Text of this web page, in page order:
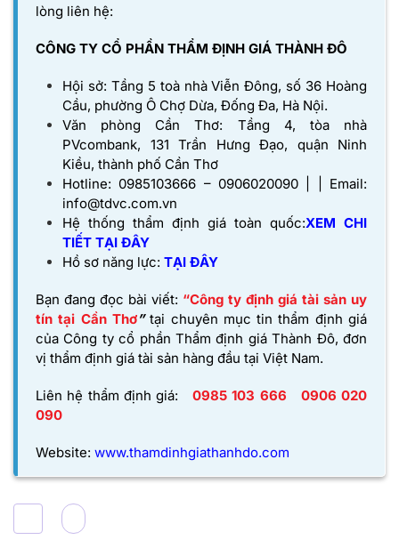
lòng liên hệ:
CÔNG TY CỔ PHẦN THẨM ĐỊNH GIÁ THÀNH ĐÔ
Hội sở: Tầng 5 toà nhà Viễn Đông, số 36 Hoàng
Cầu, phường Ô Chợ Dừa, Đống Đa, Hà Nội.
Văn phòng Cần Thơ: Tầng 4, tòa nhà
PVcombank, 131 Trần Hưng Đạo, quận Ninh
Kiều, thành phố Cần Thơ
Hotline: 0985103666 – 0906020090 | | Email:
info@tdvc.com.vn
Hệ thống thẩm định giá toàn quốc:XEM CHI
TIẾT TẠI ĐÂY
Hồ sơ năng lực: TẠI ĐÂY
Bạn đang đọc bài viết: “Công ty định giá tài sản uy
tín tại Cần Thơ” tại chuyên mục tin thẩm định giá
của Công ty cổ phần Thẩm định giá Thành Đô, đơn
vị thẩm định giá tài sản hàng đầu tại Việt Nam.
Liên hệ thẩm định giá: 0985 103 666
0906 020
090
Website: www.thamdinhgiathanhdo.com